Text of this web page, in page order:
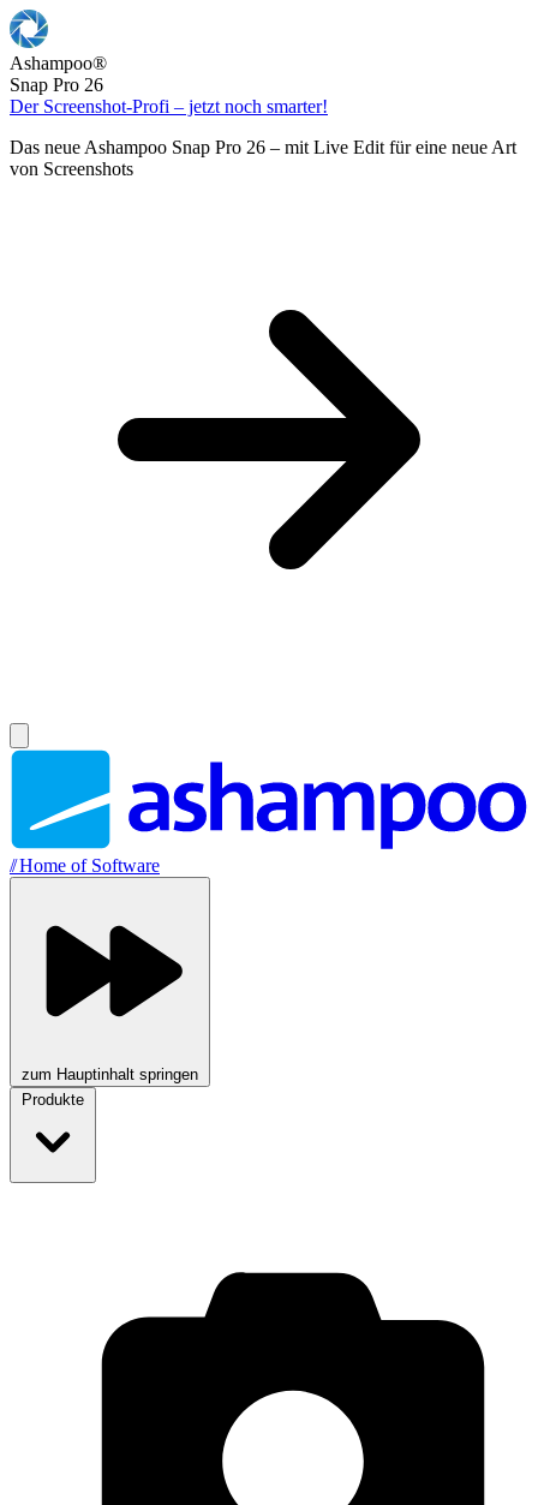
Ashampoo®
Snap Pro 26
Der Screenshot-Profi – jetzt noch smarter!
Das neue Ashampoo Snap Pro 26 – mit Live Edit für eine neue Art
von Screenshots
//Home of Software
zum Hauptinhalt springen
Produkte